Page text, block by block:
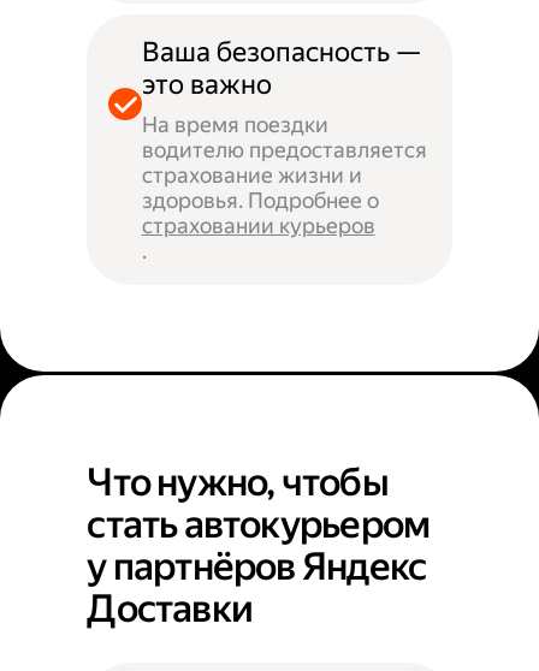
Ваша безопасность —
это важно
На время поездки
водителю предоставляется
страхование жизни и
здоровья. Подробнее о
страховании курьеров
.
Что нужно, чтобы
стать автокурьером
у партнёров Яндекс
Доставки